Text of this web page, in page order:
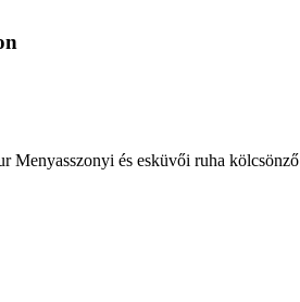
és esküvői ruha kölcsönző